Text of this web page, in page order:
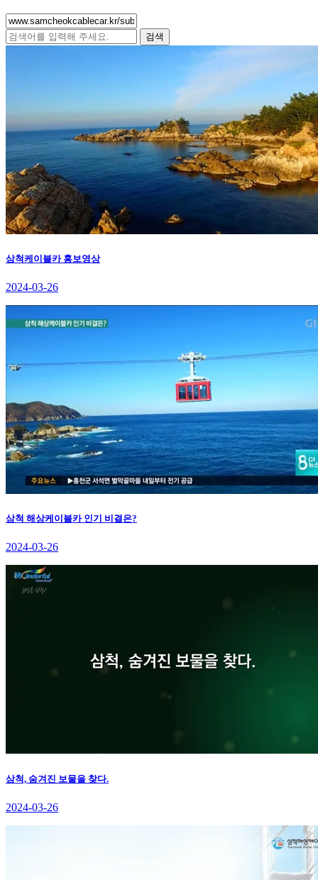
검색
삼척케이블카 홍보영상
2024-03-26
삼척 해상케이블카 인기 비결은?
2024-03-26
삼척, 숨겨진 보물을 찾다.
2024-03-26